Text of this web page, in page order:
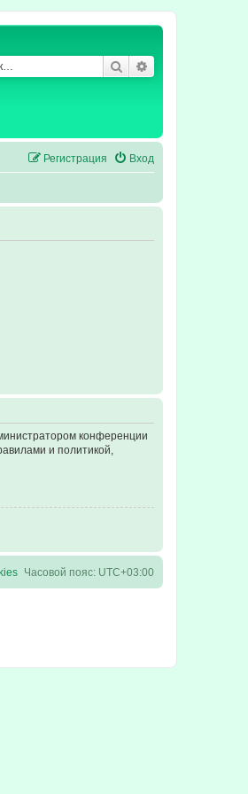
Поиск
Вход
Регистрация
конференции
и политикой,
Часовой пояс: UTC+03:00